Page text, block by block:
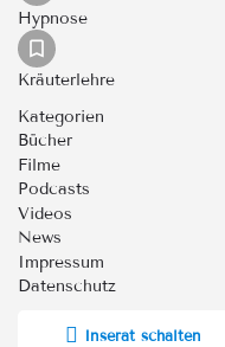
Hypnose
Kräuterlehre
Kategorien
Bücher
Filme
Podcasts
Videos
News
Impressum
Datenschutz
Inserat schalten